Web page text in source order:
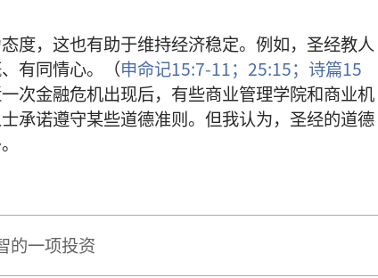
度，这也有助于维持经济稳定。例如，圣经教人
有同情心。（申命记15:7-11； 25:15； 诗篇15
次金融危机出现后，有些商业管理学院和商业机
承诺遵守某些道德准则。但我认为，圣经的道德
的一项投资